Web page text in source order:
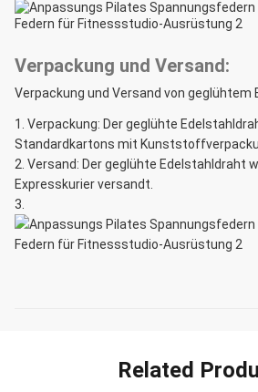
Verpackung und Versand:
Verpackung und Versand von geglühtem
Verpackung: Der geglühte
Standardkartons mit
Versand: Der geglühte Edelstahldraht
Expresskurier versandt.
Related